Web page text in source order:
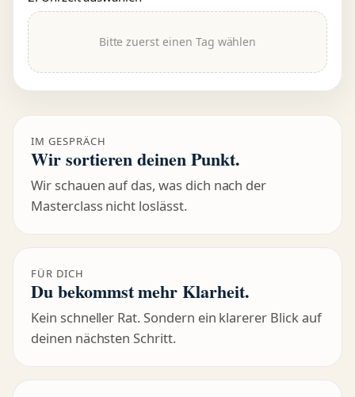
Bitte zuerst einen Tag wählen
IM GESPRÄCH
Wir sortieren deinen Punkt.
Wir schauen auf das, was dich nach der
Masterclass nicht loslässt.
FÜR DICH
Du bekommst mehr Klarheit.
Kein schneller Rat. Sondern ein klarerer Blick auf
deinen nächsten Schritt.